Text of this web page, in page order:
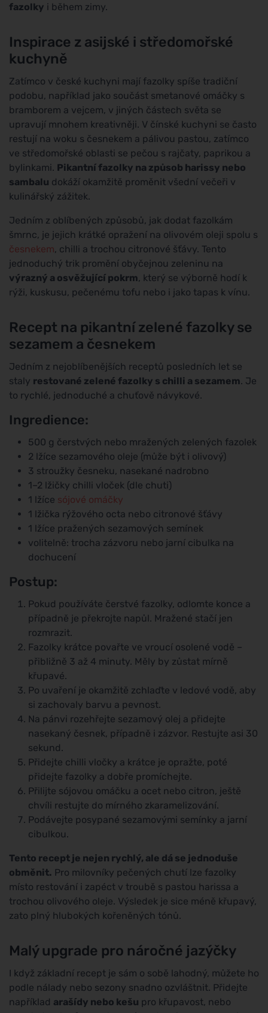
fazolky i během zimy.
Inspirace z asijské i středomořské
kuchyně
Zatímco v české kuchyni mají fazolky spíše tradiční
podobu, například jako součást smetanové omáčky s
bramborem a vejcem, v jiných částech světa se
upravují mnohem kreativněji. V čínské kuchyni se často
restují na woku s česnekem a pálivou pastou, zatímco
ve středomořské oblasti se pečou s rajčaty, paprikou a
bylinkami. Pikantní fazolky na způsob harissy nebo
sambalu dokáží okamžitě proměnit všední večeři v
kulinářský zážitek.
Jedním z oblíbených způsobů, jak dodat fazolkám
šmrnc, je jejich krátké opražení na olivovém oleji spolu s
česnekem, chilli a trochou citronové šťávy. Tento
jednoduchý trik promění obyčejnou zeleninu na
výrazný a osvěžující pokrm, který se výborně hodí k
rýži, kuskusu, pečenému tofu nebo i jako tapas k vínu.
Recept na pikantní zelené fazolky se
sezamem a česnekem
Jedním z nejoblíbenějších receptů posledních let se
staly restované zelené fazolky s chilli a sezamem. Je
to rychlé, jednoduché a chuťově návykové.
Ingredience:
500 g čerstvých nebo mražených zelených fazolek
2 lžíce sezamového oleje (může být i olivový)
3 stroužky česneku, nasekané nadrobno
1–2 lžičky chilli vloček (dle chuti)
1 lžíce sójové omáčky
1 lžička rýžového octa nebo citronové šťávy
1 lžíce pražených sezamových semínek
volitelně: trocha zázvoru nebo jarní cibulka na
dochucení
Postup:
Pokud používáte čerstvé fazolky, odlomte konce a
případně je překrojte napůl. Mražené stačí jen
rozmrazit.
Fazolky krátce povařte ve vroucí osolené vodě –
přibližně 3 až 4 minuty. Měly by zůstat mírně
křupavé.
Po uvaření je okamžitě zchlaďte v ledové vodě, aby
si zachovaly barvu a pevnost.
Na pánvi rozehřejte sezamový olej a přidejte
nasekaný česnek, případně i zázvor. Restujte asi 30
sekund.
Přidejte chilli vločky a krátce je opražte, poté
přidejte fazolky a dobře promíchejte.
Přilijte sójovou omáčku a ocet nebo citron, ještě
chvíli restujte do mírného zkaramelizování.
Podávejte posypané sezamovými semínky a jarní
cibulkou.
Tento recept je nejen rychlý, ale dá se jednoduše
obměnit. Pro milovníky pečených chutí lze fazolky
místo restování i zapéct v troubě s pastou harissa a
trochou olivového oleje. Výsledek je sice méně křupavý,
zato plný hlubokých kořeněných tónů.
Malý upgrade pro náročné jazýčky
I když základní recept je sám o sobě lahodný, můžete ho
podle nálady nebo sezony snadno ozvláštnit. Přidejte
například arašídy nebo kešu pro křupavost, nebo